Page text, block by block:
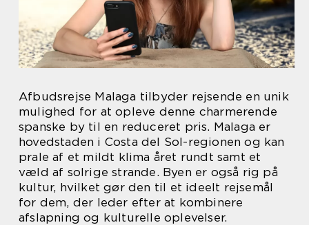
Afbudsrejse Malaga tilbyder rejsende en unik
mulighed for at opleve denne charmerende
spanske by til en reduceret pris. Malaga er
hovedstaden i Costa del Sol-regionen og kan
prale af et mildt klima året rundt samt et
væld af solrige strande. Byen er også rig på
kultur, hvilket gør den til et ideelt rejsemål
for dem, der leder efter at kombinere
afslapning og kulturelle oplevelser.